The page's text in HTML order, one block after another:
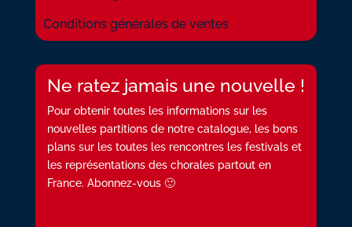
Conditions générales de ventes
Ne ratez jamais une nouvelle !
Pour obtenir toutes les informations sur les
nouvelles partitions de notre catalogue, les bons
plans sur les toutes les rencontres les festivals et
les représentations des chorales partout en
France. Abonnez-vous 🙂